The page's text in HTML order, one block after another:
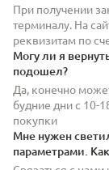
При получении
терминалу. На
реквизитам по
Могу ли я
подошел?
Да, конечно
будние дни с 10-
покупки
Мне нужен
параметрами.